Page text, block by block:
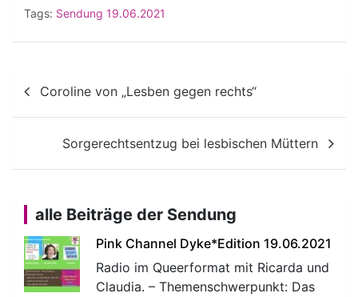
Tags: Sendung 19.06.2021
Beitragsnavigation
Coroline von „Lesben gegen rechts“
Sorgerechtsentzug bei lesbischen Müttern
alle Beiträge der Sendung
Pink Channel Dyke*Edition 19.06.2021
Radio im Queerformat mit Ricarda und
Claudia. – Themenschwerpunkt: Das